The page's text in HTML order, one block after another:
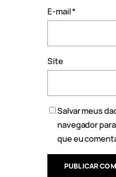
E-mail*
Site
Salvar meus
navegador
que eu